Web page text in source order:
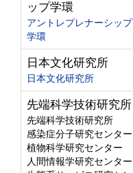
ップ学環
アントレプレナーシップ
学環
日本文化研究所
日本文化研究所
先端科学技術研究所
先端科学技術研究所
感染症分子研究センター
植物科学研究センター
人間情報学研究センター